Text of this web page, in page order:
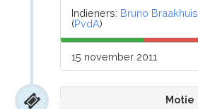
Indieners: Bruno Braakhuis
(PvdA)
15 november 2011
Motie